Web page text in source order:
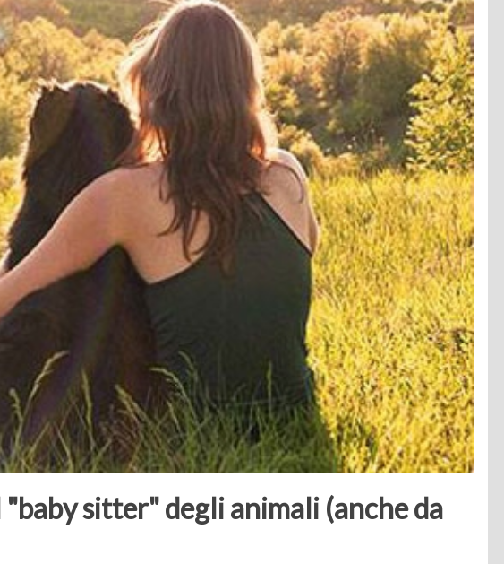
sitter" degli animali (anche da